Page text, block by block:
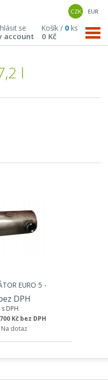
CZK EUR
se
account
Košík / 0 ks
0 Kč
l
EURO 5 -
DPH
DPH
Kč bez DPH
Na dotaz